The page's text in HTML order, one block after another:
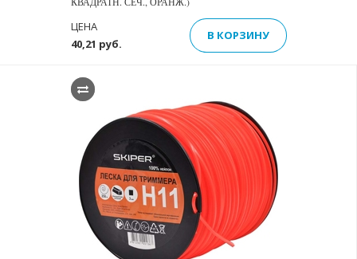
40,21 руб.
ЦЕНА
В КОРЗИНУ